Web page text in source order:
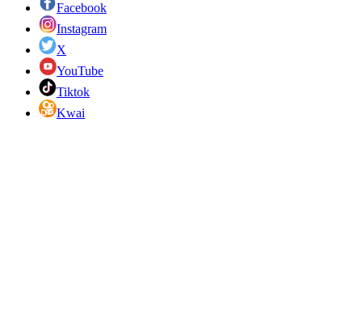
Facebook
Instagram
X
YouTube
Tiktok
Kwai